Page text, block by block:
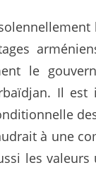
le
Il
à une
les